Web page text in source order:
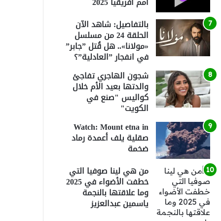
بالتفاصيل: شاهد الآن
الحلقة 24 من مسلسل
«مولانا».. هل قُتل ”جابر”
في انفجار ”العادلية”؟
شجون الهاجري تفاجئ
والدتها بعيد الأم خلال
كواليس "صنع في
الكويت"
Watch: Mount etna in
صقلية يلف أعمدة رماد
ضخمة
من هي لينا صوفيا التي
خطفت الأضواء في 2025
وما علاقتها بالنجمة
ياسمين عبدالعزيز